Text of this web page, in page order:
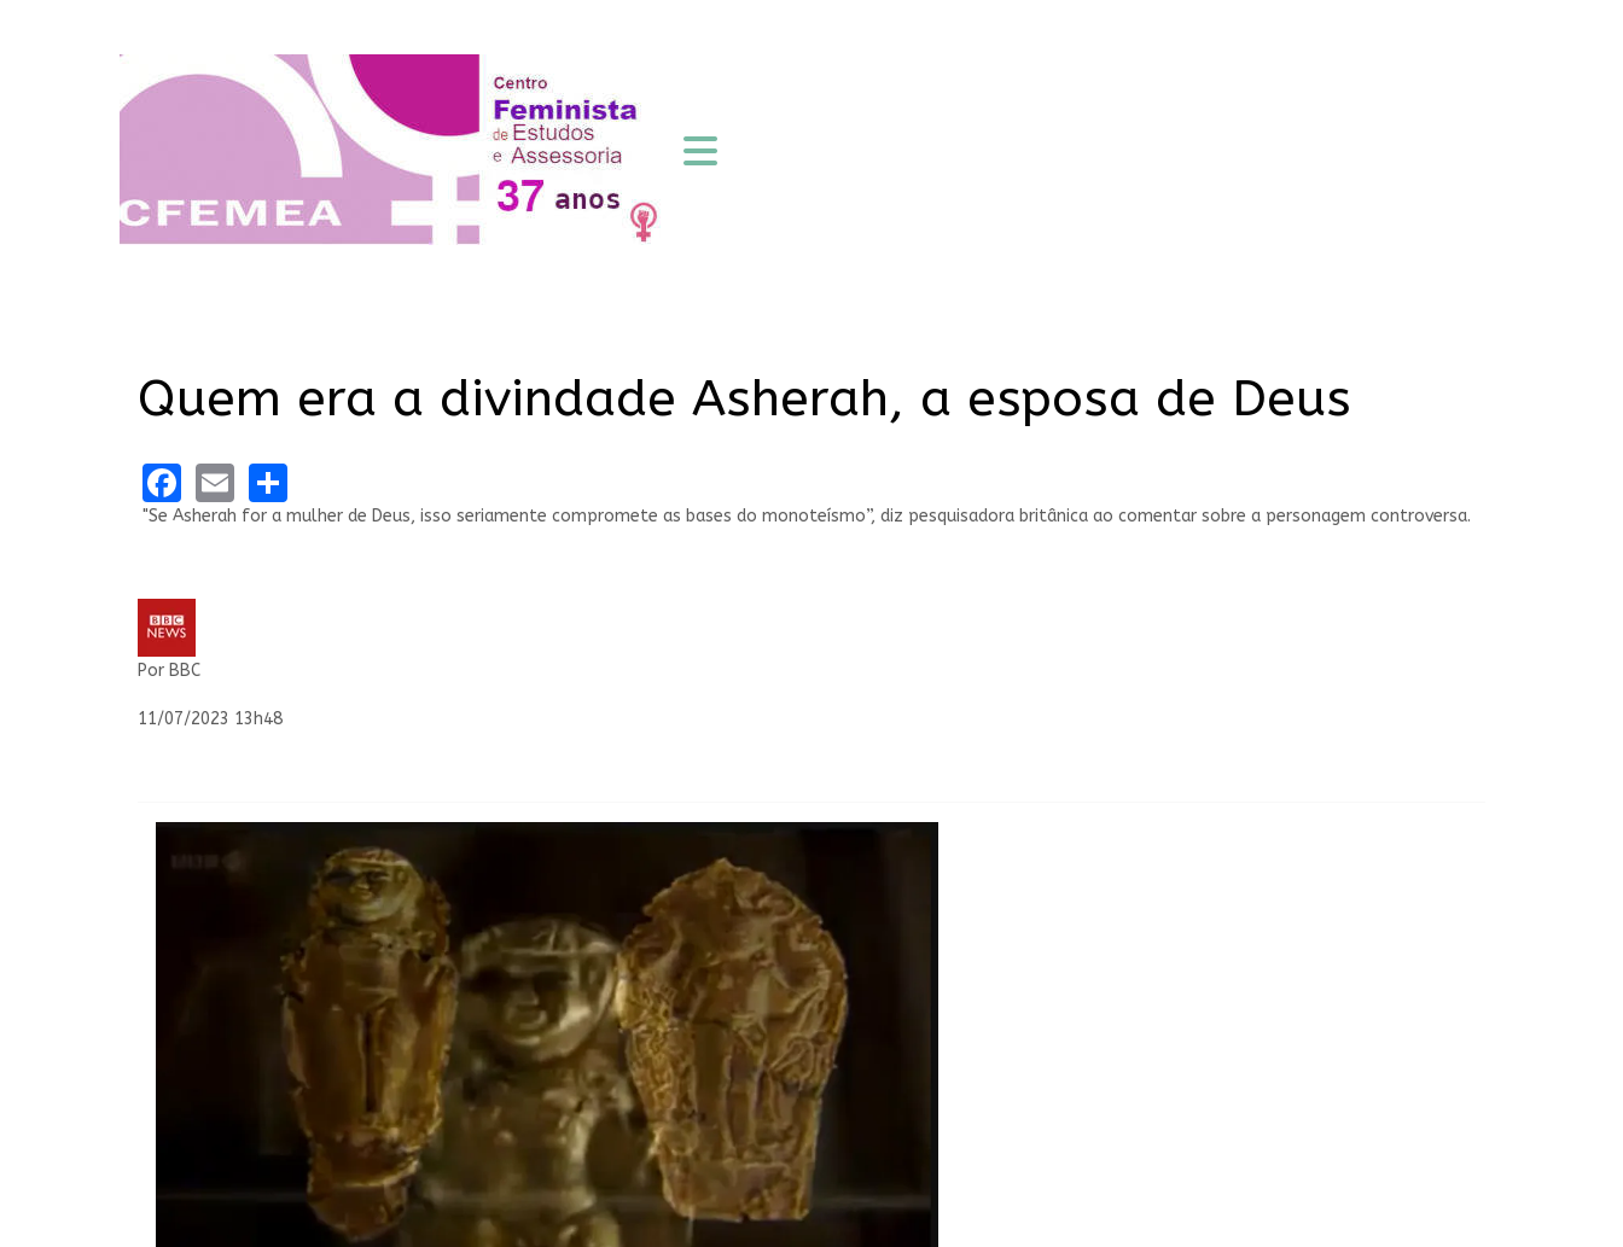
Quem era a divindade Asherah, a esposa de Deus
Facebook
Email
"Se Asherah for a mulher de Deus, isso seriamente compromete as bases do monoteísmo”, diz pesquisadora britânica ao comentar sobre a personagem controversa.
Por BBC
11/07/2023 13h48